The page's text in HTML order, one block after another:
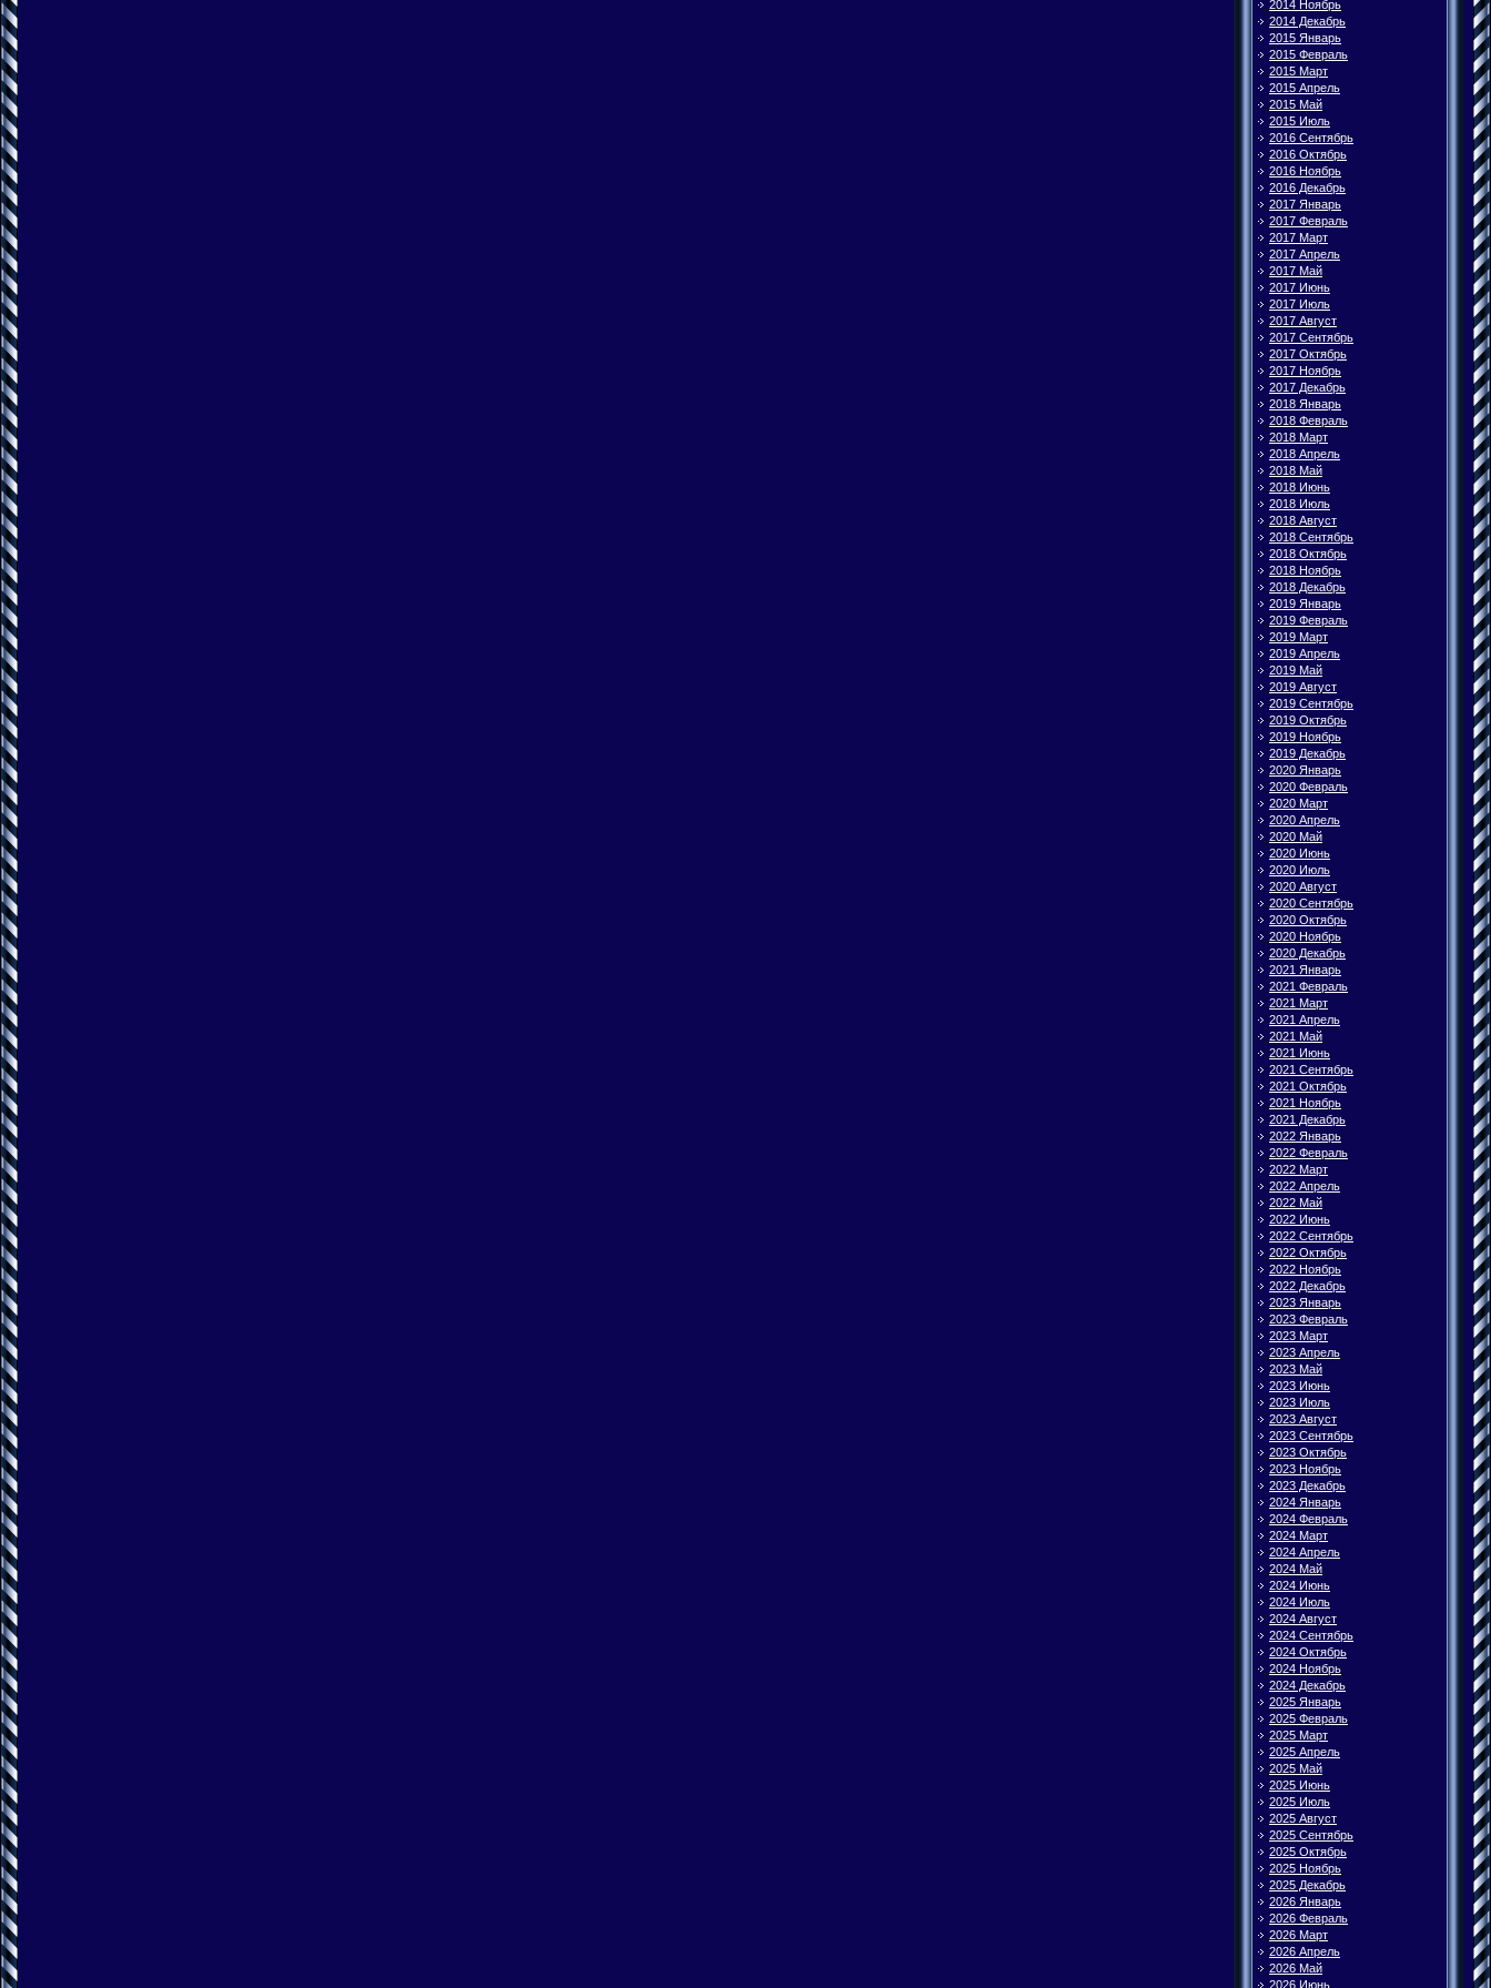
2014 Ноябрь
2014 Декабрь
2015 Январь
2015 Февраль
2015 Март
2015 Апрель
2015 Май
2015 Июль
2016 Сентябрь
2016 Октябрь
2016 Ноябрь
2016 Декабрь
2017 Январь
2017 Февраль
2017 Март
2017 Апрель
2017 Май
2017 Июнь
2017 Июль
2017 Август
2017 Сентябрь
2017 Октябрь
2017 Ноябрь
2017 Декабрь
2018 Январь
2018 Февраль
2018 Март
2018 Апрель
2018 Май
2018 Июнь
2018 Июль
2018 Август
2018 Сентябрь
2018 Октябрь
2018 Ноябрь
2018 Декабрь
2019 Январь
2019 Февраль
2019 Март
2019 Апрель
2019 Май
2019 Август
2019 Сентябрь
2019 Октябрь
2019 Ноябрь
2019 Декабрь
2020 Январь
2020 Февраль
2020 Март
2020 Апрель
2020 Май
2020 Июнь
2020 Июль
2020 Август
2020 Сентябрь
2020 Октябрь
2020 Ноябрь
2020 Декабрь
2021 Январь
2021 Февраль
2021 Март
2021 Апрель
2021 Май
2021 Июнь
2021 Сентябрь
2021 Октябрь
2021 Ноябрь
2021 Декабрь
2022 Январь
2022 Февраль
2022 Март
2022 Апрель
2022 Май
2022 Июнь
2022 Сентябрь
2022 Октябрь
2022 Ноябрь
2022 Декабрь
2023 Январь
2023 Февраль
2023 Март
2023 Апрель
2023 Май
2023 Июнь
2023 Июль
2023 Август
2023 Сентябрь
2023 Октябрь
2023 Ноябрь
2023 Декабрь
2024 Январь
2024 Февраль
2024 Март
2024 Апрель
2024 Май
2024 Июнь
2024 Июль
2024 Август
2024 Сентябрь
2024 Октябрь
2024 Ноябрь
2024 Декабрь
2025 Январь
2025 Февраль
2025 Март
2025 Апрель
2025 Май
2025 Июнь
2025 Июль
2025 Август
2025 Сентябрь
2025 Октябрь
2025 Ноябрь
2025 Декабрь
2026 Январь
2026 Февраль
2026 Март
2026 Апрель
2026 Май
2026 Июнь